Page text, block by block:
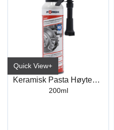
Quick View+
Keramisk Pasta Høytemp +1400c° S423
200ml